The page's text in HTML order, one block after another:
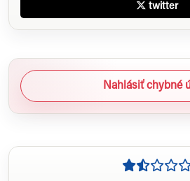
twitter
Nahlásiť chybné